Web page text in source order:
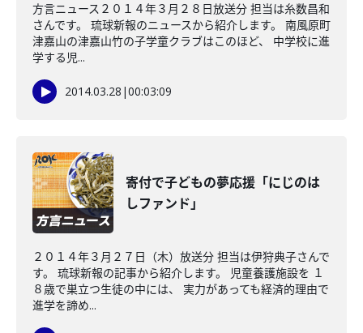
方言ニュース２０１４年３月２８日放送分 担当は糸数昌和
さんです。 琉球新報のニュースから紹介します。 南風原町
津嘉山の津嘉山竹の子学童クラブはこのほど、 中学校に進
学する児...
2014.03.28 |00:03:09
寄付で子どもの夢応援「にじのは
しファンド」
２０１４年３月２７日（木）放送分 担当は伊狩典子さんで
す。 琉球新報の記事から紹介します。 児童養護施設を １
８歳で巣立つ生徒の中には、 実力があっても経済的理由で
進学を諦め...